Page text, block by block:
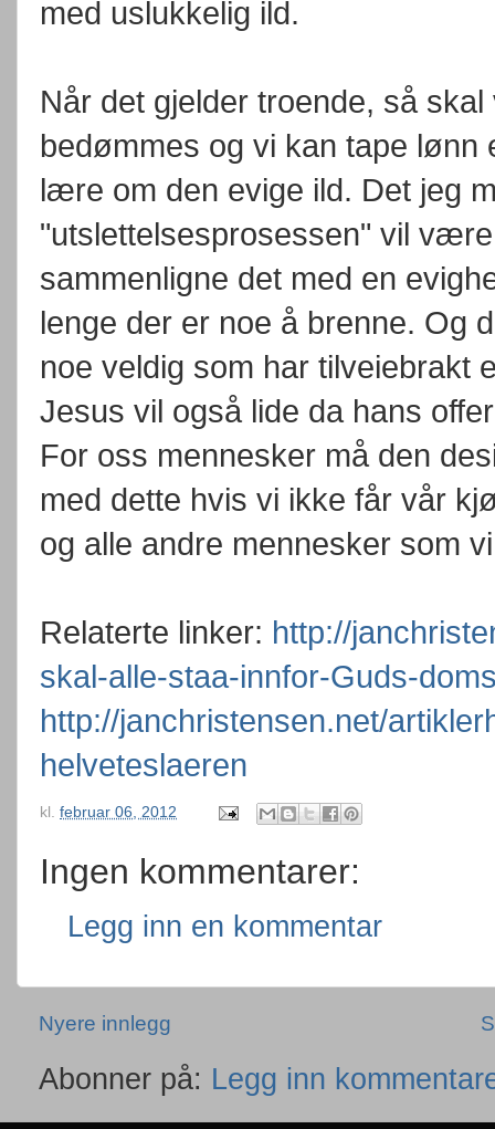
med uslukkelig ild.
Når det gjelder troende, så
bedømmes og vi kan tape lønn
lære om den evige ild. Det jeg
"utslettelsesprosessen" vil
sammenligne det med en
lenge der er noe å brenne. Og
noe veldig som har tilveiebrakt
Jesus vil også lide da hans
For oss mennesker må den
med dette hvis vi ikke får vår
og alle andre mennesker som
Relaterte linker: http://
skal-alle-staa-innfor-Guds-
http://janchristensen.net/
helveteslaeren
kl. februar 06, 2012
Ingen kommentarer:
Legg inn en kommentar
Nyere innlegg
Abonner på: Legg inn